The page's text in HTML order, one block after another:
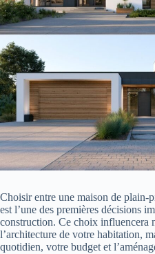
Choisir entre une maison de plain-
est l’une des premières décisions
construction. Ce choix influencera
l’architecture de votre habitation,
quotidien, votre budget et